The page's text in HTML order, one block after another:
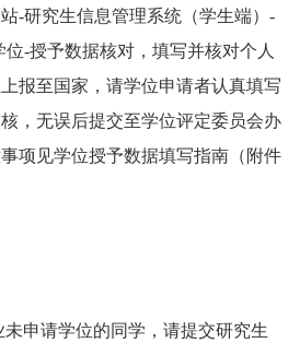
-研究生信息管理系统（学生端）-
位-授予数据核对，填写并核对个人
报至国家，请学位申请者认真填写
，无误后提交至学位评定委员会办
项见学位授予数据填写指南（附件
未申请学位的同学，请提交研究生